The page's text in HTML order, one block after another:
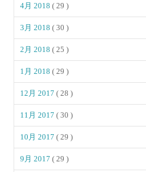
4月 2018( 29 )
3月 2018( 30 )
2月 2018( 25 )
1月 2018( 29 )
12月 2017( 28 )
11月 2017( 30 )
10月 2017( 29 )
9月 2017( 29 )